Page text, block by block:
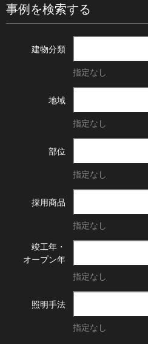
事例を検索する
建物分類
指定なし
地域
指定なし
部位
指定なし
採用商品
指定なし
竣工年・
オープン年
指定なし
照明手法
指定なし